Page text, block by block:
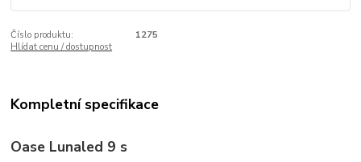
Číslo produktu:
1275
Hlídat cenu / dostupnost
Kompletní specifikace
Oase Lunaled 9 s